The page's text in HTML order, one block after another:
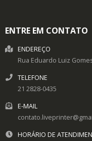
ENTRE EM CONTATO
ENDEREÇO
Rua Eduardo Luiz
TELEFONE
21 2828-0435
E-MAIL
HORÁRIO DE